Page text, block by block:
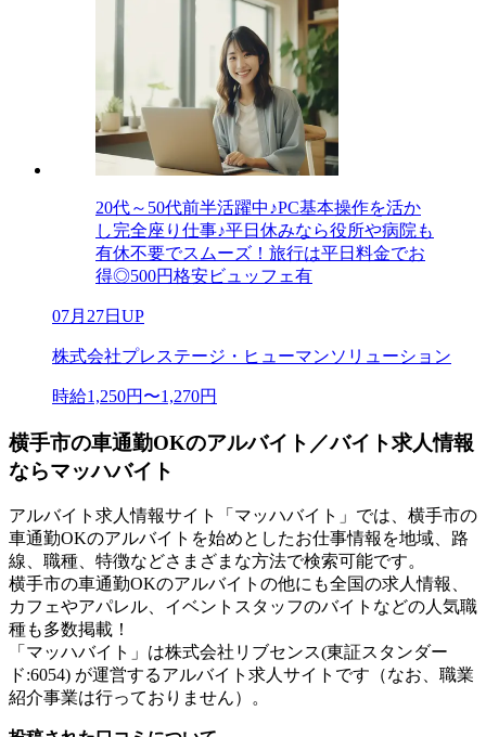
20代～50代前半活躍中♪PC基本操作を活か
し完全座り仕事♪平日休みなら役所や病院も
有休不要でスムーズ！旅行は平日料金でお
得◎500円格安ビュッフェ有
07月27日UP
株式会社プレステージ・ヒューマンソリューション
時給1,250円〜1,270円
横手市の車通勤OKのアルバイト／バイト求人情報
ならマッハバイト
アルバイト求人情報サイト「マッハバイト」では、横手市の
車通勤OKのアルバイトを始めとしたお仕事情報を地域、路
線、職種、特徴などさまざまな方法で検索可能です。
横手市の車通勤OKのアルバイトの他にも全国の求人情報、
カフェやアパレル、イベントスタッフのバイトなどの人気職
種も多数掲載！
「マッハバイト」は株式会社リブセンス(東証スタンダー
ド:6054) が運営するアルバイト求人サイトです（なお、職業
紹介事業は行っておりません）。